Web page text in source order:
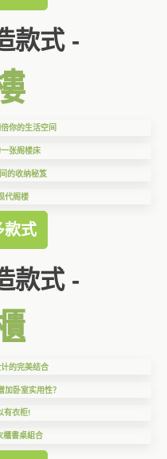
款式 -
你的生活空间
张阁楼床
的收纳秘笈
代阁楼
款式
款式 -
的完美结合
加卧室实用性？
有衣柜!
書桌組合